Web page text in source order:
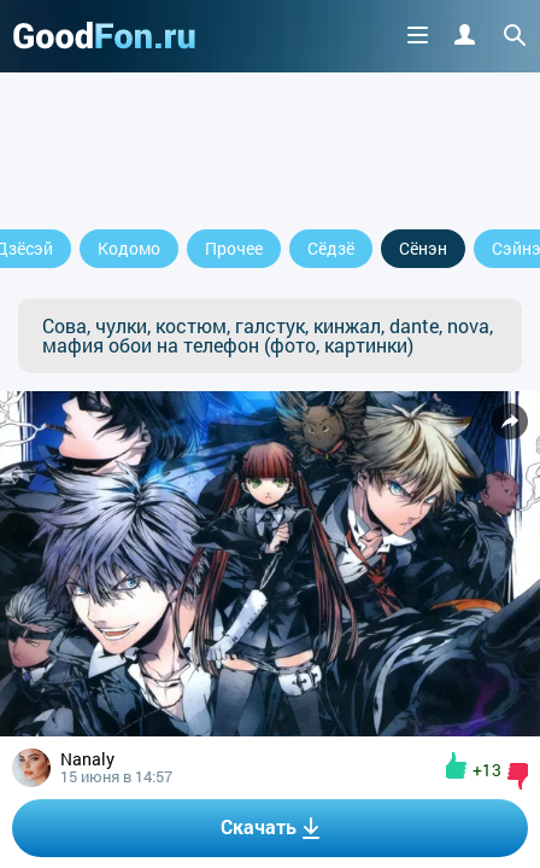
Кодомо Прочее Сёдзё Сёнэн
Сова, чулки, костюм, галстук, кинжал, dante, nova,
мафия обои на телефон (фото, картинки)
Nanaly
15 июня в 14:57 +13
Скачать